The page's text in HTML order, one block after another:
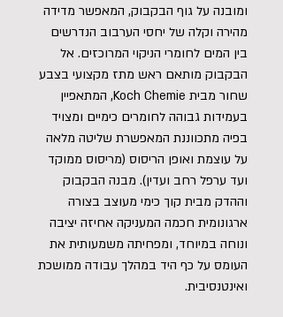
ומובנה על גוף הבקבוק, המאפשר מדידה
מהירה וקלה של יחסי הערבוב הנדרשים
בין המים לחומרי הניקוי המרוכזים. אל
הבקבוק מותאם ראש מתז מקצועי בצבע
שחור מבית Koch Chemie, המתאפיין
בעמידות גבוהה לחומרים כימיים ומצויד
בפיה מתכווננת המאפשרת שליטה מלאה
על עוצמת ואופן הריסוס (מריסוס ממוקד
ועד ערפל רחב ועדין). מבנה הבקבוק
וההדק מבית קוך כימי מעוצב בצורה
ארגונומית חכמה המעניקה אחיזה יציבה
ונוחה במיוחד, ומפחיתה משמעותית את
העומס על כף היד במהלך עבודה ממושכת
ואינטנסיבית.